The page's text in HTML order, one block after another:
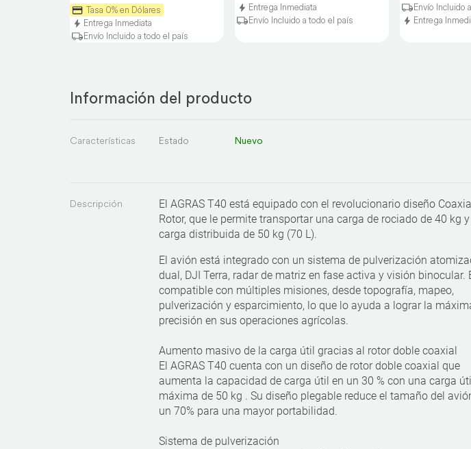
Tasa 0% en Dólares
Entrega Inmediata
Envío Incluido a todo el país
Entrega Inmediata
Envío Incluido a todo el país
Envío Incluido
Entrega
Información del producto
Características Estado Nuevo
Descripción
El AGRAS T40 está equipado con el revolucionario diseño
Rotor, que le permite transportar una carga de rociado de 40 kg
carga distribuida de 50 kg (70 L).
El avión está integrado con un sistema de pulverización
dual, DJI Terra, radar de matriz en fase activa y visión binocular.
compatible con múltiples misiones, desde topografía, mapeo,
pulverización y esparcimiento, lo que lo ayuda a lograr la
precisión en sus operaciones agrícolas.
Aumento masivo de la carga útil gracias al rotor doble coaxial
El AGRAS T40 cuenta con un diseño de rotor doble coaxial que
aumenta la capacidad de carga útil en un 30 % con una carga
máxima de 50 kg . Su diseño plegable reduce el tamaño del
un 70% para una mayor portabilidad.
Sistema de pulverización